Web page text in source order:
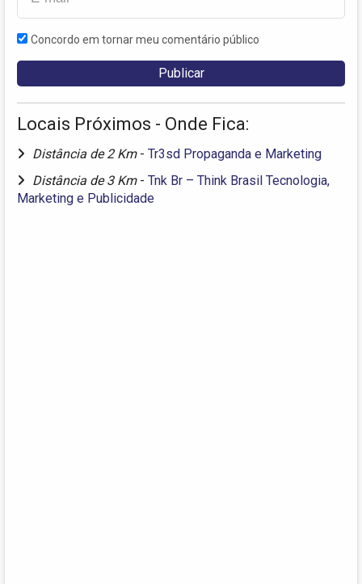
Concordo em tornar meu comentário público
Locais Próximos - Onde Fica:
Distância de 2 Km - Tr3sd Propaganda e Marketing
Distância de 3 Km - Tnk Br – Think Brasil Tecnologia,
Marketing e Publicidade